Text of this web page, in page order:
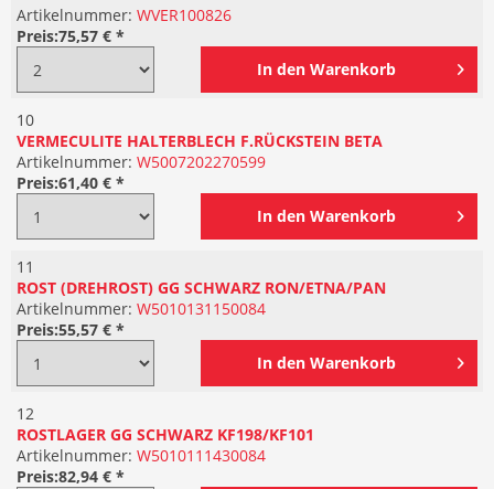
Artikelnummer: WVER100826
Preis:75,57 € *
In den Warenkorb
10
VERMECULITE HALTERBLECH F.RÜCKSTEIN BETA
Artikelnummer: W5007202270599
Preis:61,40 € *
In den Warenkorb
11
ROST (DREHROST) GG SCHWARZ RON/ETNA/PAN
Artikelnummer: W5010131150084
Preis:55,57 € *
In den Warenkorb
12
ROSTLAGER GG SCHWARZ KF198/KF101
Artikelnummer: W5010111430084
Preis:82,94 € *